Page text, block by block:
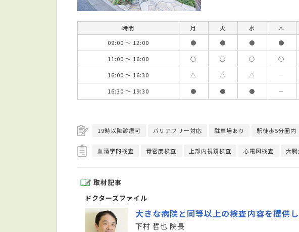
時間 月 火 水 木
09:00 ～ 12:00
● ● ● ●
11:00 ～ 16:00
○ ○ ○ ○
16:00 ～ 16:30
△ △ △ －
16:30 ～ 19:30
● ● ● －
19時以降診療可 バリアフリー対応 駐車場あり 駅徒歩5分圏内
血清学的検査 骨密度検査 上部内視鏡検査 心電図検査 大
取材記事
ドクターズファイル
大きな病院と同等以上の検査内容を提供
下村 哲也 院長